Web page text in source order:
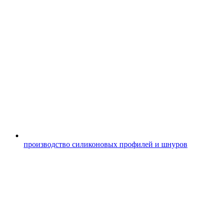
производство силиконовых профилей и шнуров